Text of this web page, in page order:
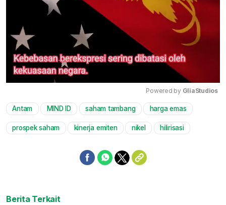
Mute
Powered by GliaStudios
Antam MIND ID saham tambang harga emas
prospek saham kinerja emiten nikel hilirisasi
Berita Terkait